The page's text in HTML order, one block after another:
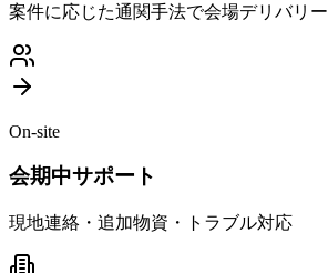
案件に応じた通関手法で会場デリバリー
On-site
会期中サポート
現地連絡・追加物資・トラブル対応